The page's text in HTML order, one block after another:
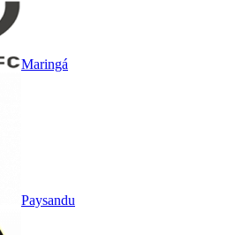
Maringá
Paysandu